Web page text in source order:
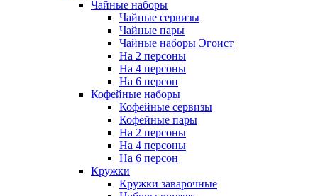
Чайные наборы
Чайные сервизы
Чайные пары
Чайные наборы Эгоист
На 2 персоны
На 4 персоны
На 6 персон
Кофейные наборы
Кофейные сервизы
Кофейные пары
На 2 персоны
На 4 персоны
На 6 персон
Кружки
Кружки заварочные